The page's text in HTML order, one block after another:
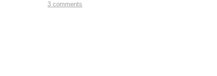
3 comments